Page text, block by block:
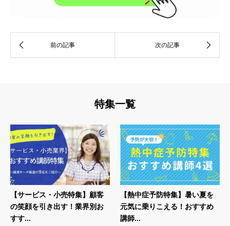
特集一覧
【サービス・小売特集】顧客
の笑顔を引き出す！業界別お
すす...
【熱中症予防特集】暑い夏を
元気に乗りこえる！おすすめ
講師...